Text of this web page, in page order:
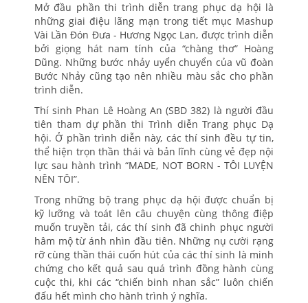
Mở đầu phần thi trình diễn trang phục dạ hội là
những giai điệu lãng mạn trong tiết mục Mashup
Vài Lần Đón Đưa - Hương Ngọc Lan, được trình diễn
bởi giọng hát nam tính của “chàng thơ” Hoàng
Dũng. Những bước nhảy uyển chuyển của vũ đoàn
Bước Nhảy cũng tạo nên nhiều màu sắc cho phần
trình diễn.
Thí sinh Phan Lê Hoàng An (SBD 382) là người đầu
tiên tham dự phần thi Trình diễn Trang phục Dạ
hội. Ở phần trình diễn này, các thí sinh đều tự tin,
thể hiện trọn thần thái và bản lĩnh cùng vẻ đẹp nội
lực sau hành trình “MADE, NOT BORN - TÔI LUYỆN
NÊN TÔI”.
Trong những bộ trang phục dạ hội được chuẩn bị
kỹ lưỡng và toát lên câu chuyện cùng thông điệp
muốn truyền tải, các thí sinh đã chinh phục người
hâm mộ từ ánh nhìn đầu tiên. Những nụ cười rạng
rỡ cùng thần thái cuốn hút của các thí sinh là minh
chứng cho kết quả sau quá trình đồng hành cùng
cuộc thi, khi các “chiến binh nhan sắc” luôn chiến
đấu hết mình cho hành trình ý nghĩa.